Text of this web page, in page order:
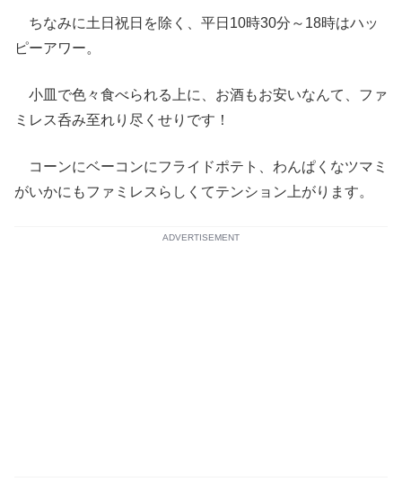
ちなみに土日祝日を除く、平日10時30分～18時はハッ
ピーアワー。
小皿で色々食べられる上に、お酒もお安いなんて、ファ
ミレス呑み至れり尽くせりです！
コーンにベーコンにフライドポテト、わんぱくなツマミ
がいかにもファミレスらしくてテンション上がります。
ADVERTISEMENT